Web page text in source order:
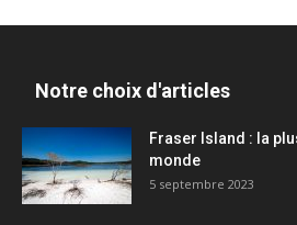
Notre choix d'articles
Fraser Island : la
monde
5 septembre 2023